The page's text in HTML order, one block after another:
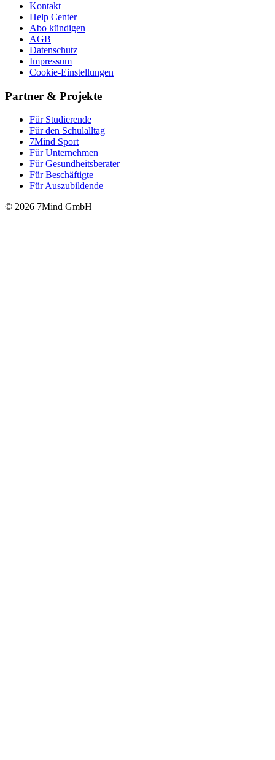
Kontakt
Help Center
Abo kündigen
AGB
Datenschutz
Impressum
Cookie-Einstellungen
Partner & Projekte
Für Stu­die­rende
Für den Schulalltag
7Mind Sport
Für Unter­neh­men
Für Gesund­heits­be­ra­ter
Für Beschäftigte
Für Auszubildende
© 2026 7Mind GmbH